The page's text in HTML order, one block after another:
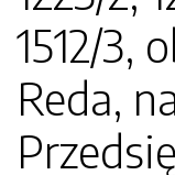
1512/3,
Reda,